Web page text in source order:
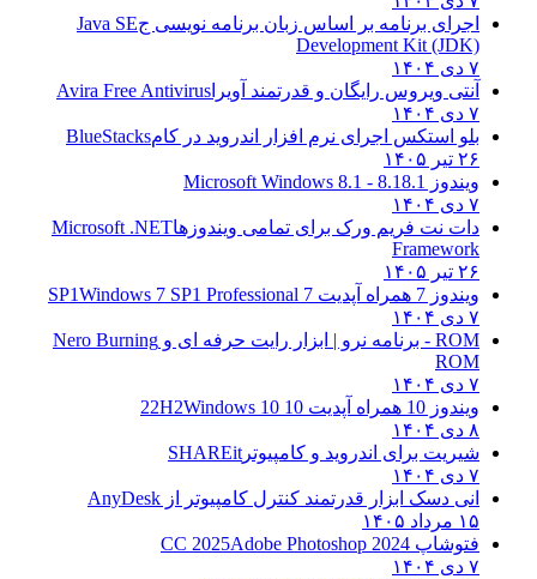
اجرای برنامه بر اساس زبان برنامه نویسی جJava SE
Development Kit (JDK)
۷ دی ۱۴۰۴
آنتی ویروس رایگان و قدرتمند آویرا Avira Free Antivirus
۷ دی ۱۴۰۴
بلو استکس اجرای نرم افزار اندروید در کامBlueStacks
۲۶ تیر ۱۴۰۵
ویندوز 8.1
8.1 - Microsoft Windows 8.1
۷ دی ۱۴۰۴
دات نت فریم ورک برای تمامی ویندوزهاMicrosoft .NET
Framework
۲۶ تیر ۱۴۰۵
ویندوز 7 همراه آپدیت 7 SP1
Windows 7 SP1 Professional
۷ دی ۱۴۰۴
ROM - برنامه نرو | ابزار رایت حرفه ای و
Nero Burning
ROM
۷ دی ۱۴۰۴
ویندوز 10 همراه آپدیت 10 22H2
Windows 10
۸ دی ۱۴۰۴
شیریت برای اندروید و کامپیوتر SHAREit
۷ دی ۱۴۰۴
انی دسک ابزار قدرتمند کنترل کامپیوتر از AnyDesk
۱۵ مرداد ۱۴۰۵
فتوشاپ CC 2025 Adobe Photoshop 2024
۷ دی ۱۴۰۴